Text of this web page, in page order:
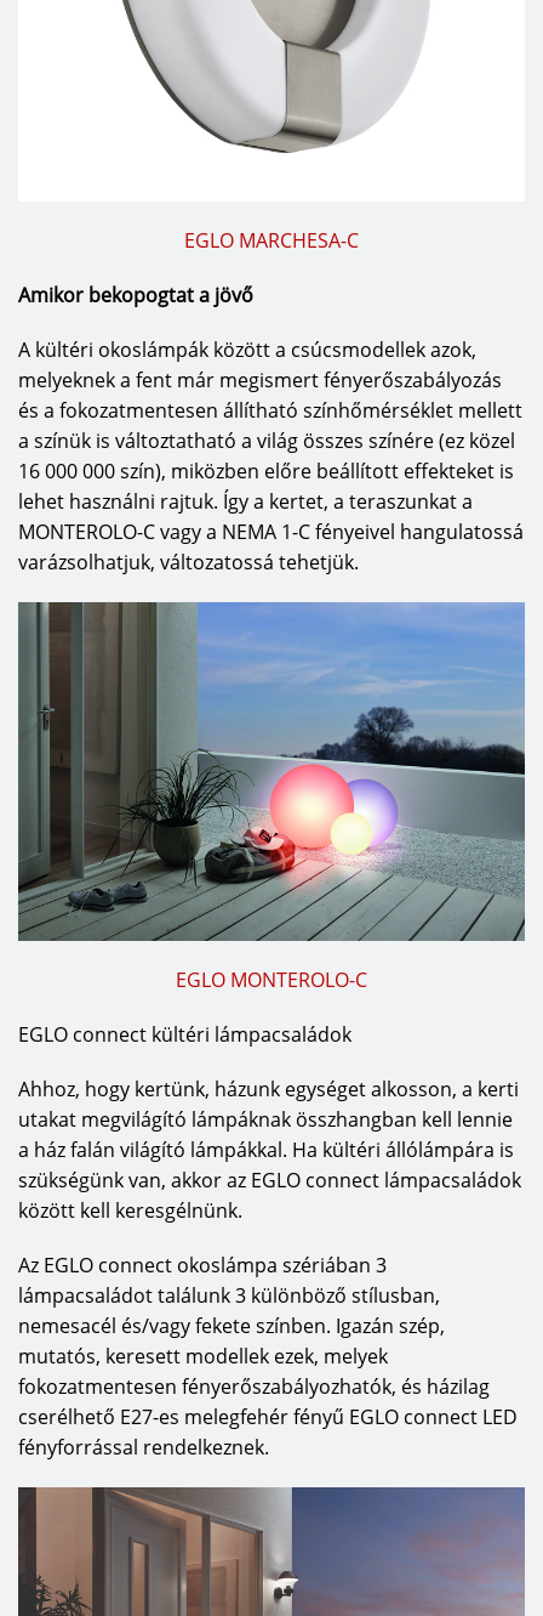
EGLO MARCHESA-C
Amikor bekopogtat a jövő
A kültéri okoslámpák között a csúcsmodellek azok,
melyeknek a fent már megismert fényerőszabályozás
és a fokozatmentesen állítható színhőmérséklet mellett
a színük is változtatható a világ összes színére (ez közel
16 000 000 szín), miközben előre beállított effekteket is
lehet használni rajtuk. Így a kertet, a teraszunkat a
MONTEROLO-C vagy a NEMA 1-C fényeivel hangulatossá
varázsolhatjuk, változatossá tehetjük.
EGLO MONTEROLO-C
EGLO connect kültéri lámpacsaládok
Ahhoz, hogy kertünk, házunk egységet alkosson, a kerti
utakat megvilágító lámpáknak összhangban kell lennie
a ház falán világító lámpákkal. Ha kültéri állólámpára is
szükségünk van, akkor az EGLO connect lámpacsaládok
között kell keresgélnünk.
Az EGLO connect okoslámpa szériában 3
lámpacsaládot találunk 3 különböző stílusban,
nemesacél és/vagy fekete színben. Igazán szép,
mutatós, keresett modellek ezek, melyek
fokozatmentesen fényerőszabályozhatók, és házilag
cserélhető E27-es melegfehér fényű EGLO connect LED
fényforrással rendelkeznek.